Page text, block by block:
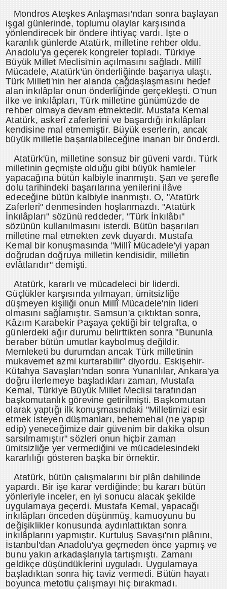
Mondros Ateşkes Anlaşması'ndan sonra başlayan
işgal günlerinde, toplumu olaylar karşısında
yönlendirecek bir öndere ihtiyaç vardı. İşte o
karanlık günlerde Atatürk, milletine rehber oldu.
Anadolu'ya geçerek kongreler topladı. Türkiye
Büyük Millet Meclisi'nin açılmasını sağladı. Millî
Mücadele, Atatürk'ün önderliğinde başarıya ulaştı.
Türk Milleti'nin her alanda çağdaşlaşmasını hedef
alan inkılâplar onun önderliğinde gerçekleşti. O'nun
ilke ve inkılâpları, Türk milletine günümüzde de
rehber olmaya devam etmektedir. Mustafa Kemal
Atatürk, askerî zaferlerini ve başardığı inkılâpları
kendisine mal etmemiştir. Büyük eserlerin, ancak
büyük milletle başarılabileceğine inanan bir önderdi.
Atatürk'ün, milletine sonsuz bir güveni vardı. Türk
milletinin geçmişte olduğu gibi büyük hamleler
yapacağına bütün kalbiyle inanmıştı. Şan ve şerefle
dolu tarihindeki başarılarına yenilerini ilâve
edeceğine bütün kalbiyle inanmıştı. O, "Atatürk
Zaferleri" denmesinden hoşlanmazdı. "Atatürk
İnkılâpları" sözünü reddeder, "Türk İnkılâbı"
sözünün kullanılmasını isterdi. Bütün başarıları
milletine mal etmekten zevk duyardı. Mustafa
Kemal bir konuşmasında "Millî Mücadele'yi yapan
doğrudan doğruya milletin kendisidir, milletin
evlâtlarıdır" demişti.
Atatürk, kararlı ve mücadeleci bir liderdi.
Güçlükler karşısında yılmayan, ümitsizliğe
düşmeyen kişiliği onun Millî Mücadele'nin lideri
olmasını sağlamıştır. Samsun'a çıktıktan sonra,
Kâzım Karabekir Paşaya çektiği bir telgrafta, o
günlerdeki ağır durumu belirttikten sonra "Bununla
beraber bütün umutlar kaybolmuş değildir.
Memleketi bu durumdan ancak Türk milletinin
mukavemet azmi kurtarabilir" diyordu. Eskişehir-
Kütahya Savaşları'ndan sonra Yunanlılar, Ankara'ya
doğru ilerlemeye başladıkları zaman, Mustafa
Kemal, Türkiye Büyük Millet Meclisi tarafından
başkomutanlık görevine getirilmişti. Başkomutan
olarak yaptığı ilk konuşmasındaki "Milletimizi esir
etmek isteyen düşmanları, behemehal (ne yapıp
edip) yeneceğimize dair güvenim bir dakika olsun
sarsılmamıştır" sözleri onun hiçbir zaman
ümitsizliğe yer vermediğini ve mücadelesindeki
kararlılığı gösteren başka bir örnektir.
Atatürk, bütün çalışmalarını bir plân dahilinde
yapardı. Bir işe karar verdiğinde; bu kararı bütün
yönleriyle inceler, en iyi sonucu alacak şekilde
uygulamaya geçerdi. Mustafa Kemal, yapacağı
inkılâpları önceden düşünmüş, kamuoyunu bu
değişiklikler konusunda aydınlattıktan sonra
inkılâplarını yapmıştır. Kurtuluş Savaşı'nın plânını,
İstanbul'dan Anadolu'ya geçmeden önce yapmış ve
bunu yakın arkadaşlarıyla tartışmıştı. Zamanı
geldikçe düşündüklerini uyguladı. Uygulamaya
başladıktan sonra hiç taviz vermedi. Bütün hayatı
boyunca metotlu çalışmayı hiç bırakmadı.